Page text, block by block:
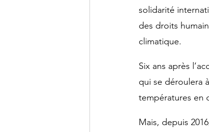
solidarité
des droits
climatique.
Six ans après
qui se déroulera
températures en
Mais, depuis